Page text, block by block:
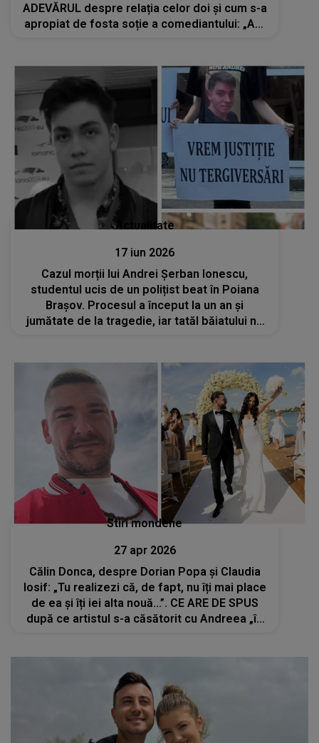
ADEVĂRUL despre relația celor doi și cum s-a
apropiat de fosta soție a comediantului: „Am
Actualitate
17 iun 2026
Cazul morții lui Andrei Șerban Ionescu,
studentul ucis de un polițist beat în Poiana
Brașov. Procesul a început la un an și
jumătate de la tragedie, iar tatăl băiatului nu
Stiri mondene
27 apr 2026
Călin Donca, despre Dorian Popa și Claudia
Iosif: „Tu realizezi că, de fapt, nu îți mai place
de ea și îți iei alta nouă...”. CE ARE DE SPUS
după ce artistul s-a căsătorit cu Andreea „în